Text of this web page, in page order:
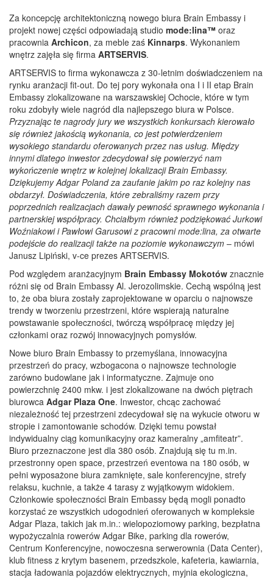
Za koncepcję architektoniczną nowego biura Brain Embassy i
projekt nowej części odpowiadają studio mode:lina™ oraz
pracownia Archicon, za meble zaś Kinnarps. Wykonaniem
wnętrz zajęła się firma ARTSERVIS.
ARTSERVIS to firma wykonawcza z 30-letnim doświadczeniem na
rynku aranżacji fit-out. Do tej pory wykonała ona I i II etap Brain
Embassy zlokalizowane na warszawskiej Ochocie, które w tym
roku zdobyły wiele nagród dla najlepszego biura w Polsce.
Przyznając te nagrody jury we wszystkich konkursach kierowało
się również jakością wykonania, co jest potwierdzeniem
wysokiego standardu oferowanych przez nas usług. Między
innymi dlatego inwestor zdecydował się powierzyć nam
wykończenie wnętrz w kolejnej lokalizacji Brain Embassy.
Dziękujemy Adgar Poland za zaufanie jakim po raz kolejny nas
obdarzył. Doświadczenia, które zebraliśmy razem przy
poprzednich realizacjach dawały pewność sprawnego wykonania i
partnerskiej współpracy. Chciałbym również podziękować Jurkowi
Woźniakowi i Pawłowi Garusowi z pracowni mode:lina, za otwarte
podejście do realizacji także na poziomie wykonawczym – mówi
Janusz Lipiński, v-ce prezes ARTSERVIS.
Pod względem aranżacyjnym Brain Embassy Mokotów znacznie
różni się od Brain Embassy Al. Jerozolimskie. Cechą wspólną jest
to, że oba biura zostały zaprojektowane w oparciu o najnowsze
trendy w tworzeniu przestrzeni, które wspierają naturalne
powstawanie społeczności, twórczą współpracę między jej
członkami oraz rozwój innowacyjnych pomysłów.
Nowe biuro Brain Embassy to przemyślana, innowacyjna
przestrzeń do pracy, wzbogacona o najnowsze technologie
zarówno budowlane jak i informatyczne. Zajmuje ono
powierzchnię 2400 mkw. i jest zlokalizowane na dwóch piętrach
biurowca Adgar Plaza One. Inwestor, chcąc zachować
niezależność tej przestrzeni zdecydował się na wykucie otworu w
stropie i zamontowanie schodów. Dzięki temu powstał
indywidualny ciąg komunikacyjny oraz kameralny „amfiteatr”.
Biuro przeznaczone jest dla 380 osób. Znajdują się tu m.in.
przestronny open space, przestrzeń eventowa na 180 osób, w
pełni wyposażone biura zamknięte, sale konferencyjne, strefy
relaksu, kuchnie, a także 4 tarasy z wyjątkowym widokiem.
Członkowie społeczności Brain Embassy będą mogli ponadto
korzystać ze wszystkich udogodnień oferowanych w kompleksie
Adgar Plaza, takich jak m.in.: wielopoziomowy parking, bezpłatna
wypożyczalnia rowerów Adgar Bike, parking dla rowerów,
Centrum Konferencyjne, nowoczesna serwerownia (Data Center),
klub fitness z krytym basenem, przedszkole, kafeteria, kawiarnia,
stacja ładowania pojazdów elektrycznych, myjnia ekologiczna,